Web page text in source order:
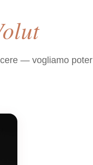
— vogliamo poter